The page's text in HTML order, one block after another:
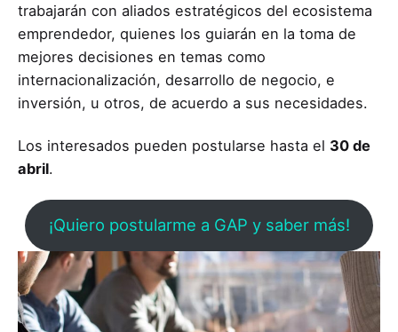
trabajarán con aliados estratégicos del ecosistema
emprendedor, quienes los guiarán en la toma de
mejores decisiones en temas como
internacionalización, desarrollo de negocio, e
inversión, u otros, de acuerdo a sus necesidades.
Los interesados pueden postularse hasta el 30 de
abril.
¡Quiero postularme a GAP y saber más!